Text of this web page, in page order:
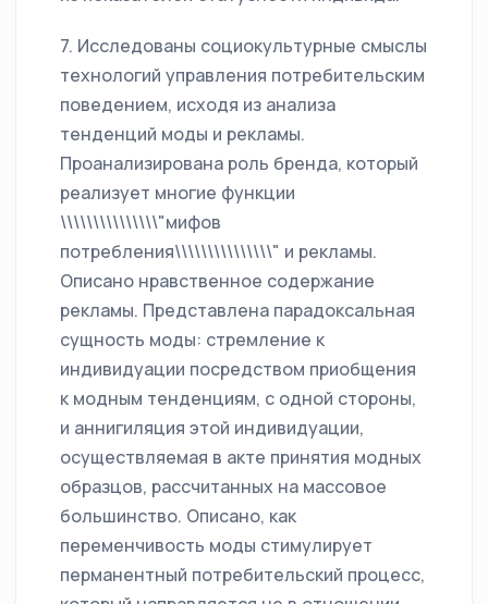
7. Исследованы социокультурные смыслы
технологий управления потребительским
поведением, исходя из анализа
тенденций моды и рекламы.
Проанализирована роль бренда, который
реализует многие функции
\\\\\\\\\\\\\\\"мифов
потребления\\\\\\\\\\\\\\\" и рекламы.
Описано нравственное содержание
рекламы. Представлена парадоксальная
сущность моды: стремление к
индивидуации посредством приобщения
к модным тенденциям, с одной стороны,
и аннигиляция этой индивидуации,
осуществляемая в акте принятия модных
образцов, рассчитанных на массовое
большинство. Описано, как
переменчивость моды стимулирует
перманентный потребительский процесс,